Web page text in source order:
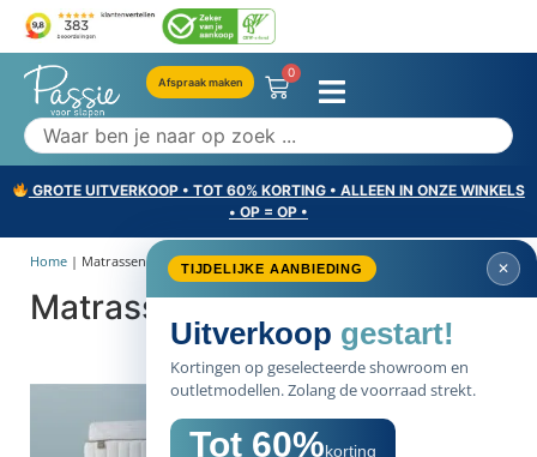
Afspraak maken
0
GROTE UITVERKOOP • TOT 60% KORTING • ALLEEN IN ONZE WINKELS
• OP = OP •
TIJDELIJKE AANBIEDING ✕
Uitverkoop gestart!
Kortingen op geselecteerde showroom en
outletmodellen. Zolang de voorraad strekt.
Tot 60%korting
Home | Matrassen opruiming
Matrassen opruiming